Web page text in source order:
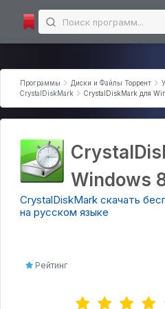
Microsoft Office
Microsoft Excel
Microsoft PowerPoint
Интернет программы
Торрент-клиенты
Загрузчики
Мессенджеры
Аудио | Видео
Программы Диски и Файлы Торрент
CrystalDiskMark
CrystalDiskMark для
Windows
CrystalDiskMark скачать
на русском языке
Рейтинг